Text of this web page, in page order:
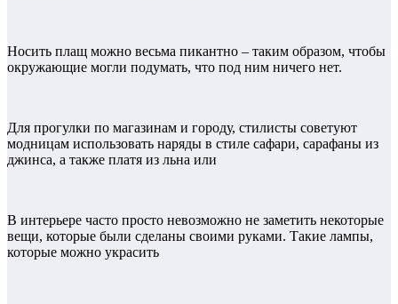
Носить плащ можно весьма пикантно – таким образом, чтобы
окружающие могли подумать, что под ним ничего нет.
Для прогулки по магазинам и городу, стилисты советуют
модницам использовать наряды в стиле сафари, сарафаны из
джинса, а также платя из льна или
В интерьере часто просто невозможно не заметить некоторые
вещи, которые были сделаны своими руками. Такие лампы,
которые можно украсить